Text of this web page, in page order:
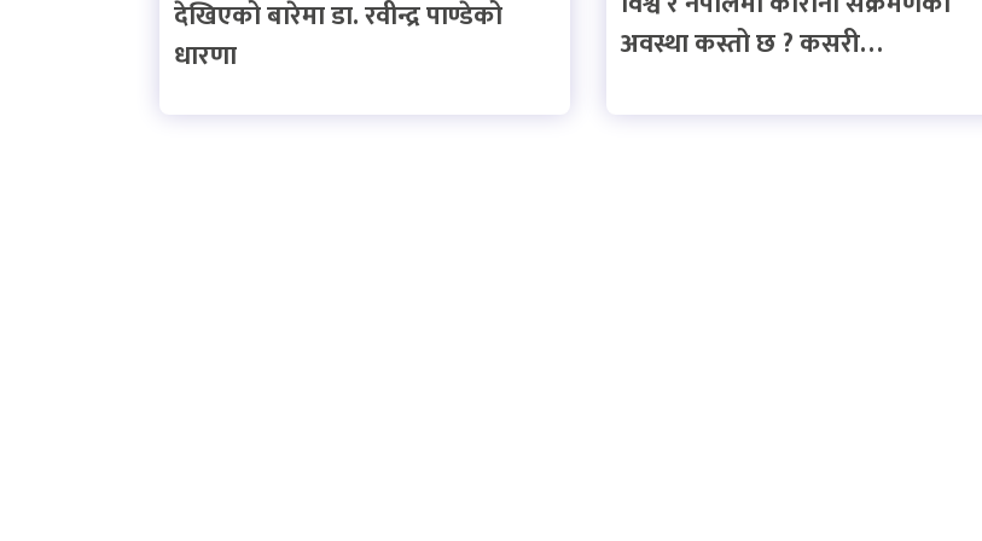
देखिएको बारेमा डा. रवीन्द्र पाण्डेको
धारणा
अवस्था कस्तो छ ? कसरी…